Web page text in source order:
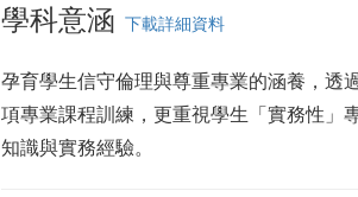
學科意涵 下載詳細資料
孕育學生信守倫理與尊重專業的涵養，透
項專業課程訓練，更重視學生「實務性」
知識與實務經驗。